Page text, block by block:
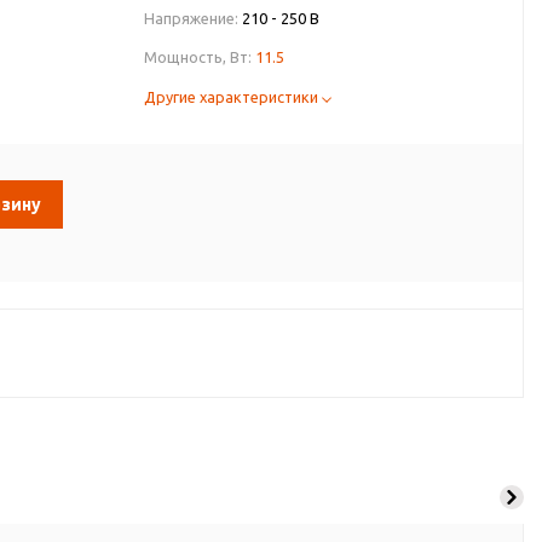
Напряжение: 210 - 250 В
Мощность, Вт: 11.5
Другие характеристики